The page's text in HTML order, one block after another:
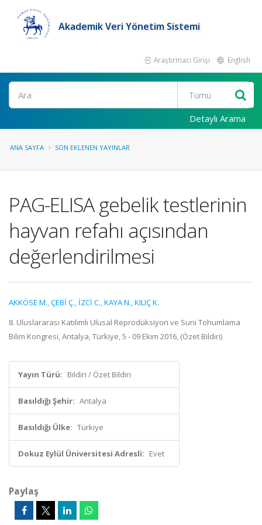
Akademik Veri Yönetim Sistemi
Araştırmacı Girişi English
Ara
Detaylı Arama
ANA SAYFA SON EKLENEN YAYINLAR
PAG-ELISA gebelik testlerinin
hayvan refahı açısından
değerlendirilmesi
AKKÖSE M.,ÇEBİ Ç., İZCİ C.,KAYA N.,KILIÇ K.
8. Uluslararası Katılımlı Ulusal Reprodüksiyon ve Suni Tohumlama
Bilim Kongresi, Antalya, Türkiye, 5 - 09 Ekim 2016, (Özet Bildiri)
Yayın Türü: Bildiri / Özet Bildiri
Basıldığı Şehir: Antalya
Basıldığı Ülke: Türkiye
Dokuz Eylül Üniversitesi Adresli: Evet
Paylaş